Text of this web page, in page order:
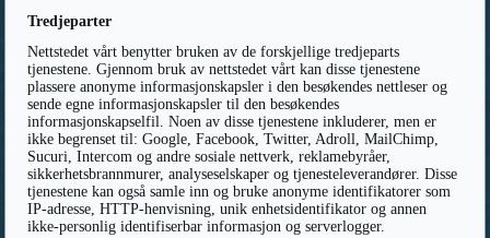
Tredjeparter
Nettstedet vårt benytter bruken av de forskjellige tredjeparts
tjenestene. Gjennom bruk av nettstedet vårt kan disse tjenestene
plassere anonyme informasjonskapsler i den besøkendes nettleser og
sende egne informasjonskapsler til den besøkendes
informasjonskapselfil. Noen av disse tjenestene inkluderer, men er
ikke begrenset til: Google, Facebook, Twitter, Adroll, MailChimp,
Sucuri, Intercom og andre sosiale nettverk, reklamebyråer,
sikkerhetsbrannmurer, analyseselskaper og tjenesteleverandører. Disse
tjenestene kan også samle inn og bruke anonyme identifikatorer som
IP-adresse, HTTP-henvisning, unik enhetsidentifikator og annen
ikke-personlig identifiserbar informasjon og serverlogger.